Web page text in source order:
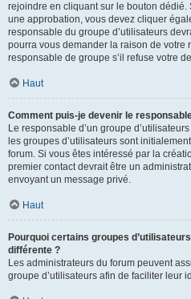
rejoindre en cliquant sur le bouton dédié.
une approbation, vous devez cliquer
responsable du groupe d’utilisateurs
pourra vous demander la raison de votre
responsable de groupe s’il refuse votre
Haut
Comment puis-je devenir le
Le responsable d’un groupe
les groupes d’utilisateurs sont
forum. Si vous êtes intéressé par la
premier contact devrait être un
envoyant un message privé.
Haut
Pourquoi certains groupes
différente ?
Les administrateurs du forum peuvent
groupe d’utilisateurs afin de faciliter leur